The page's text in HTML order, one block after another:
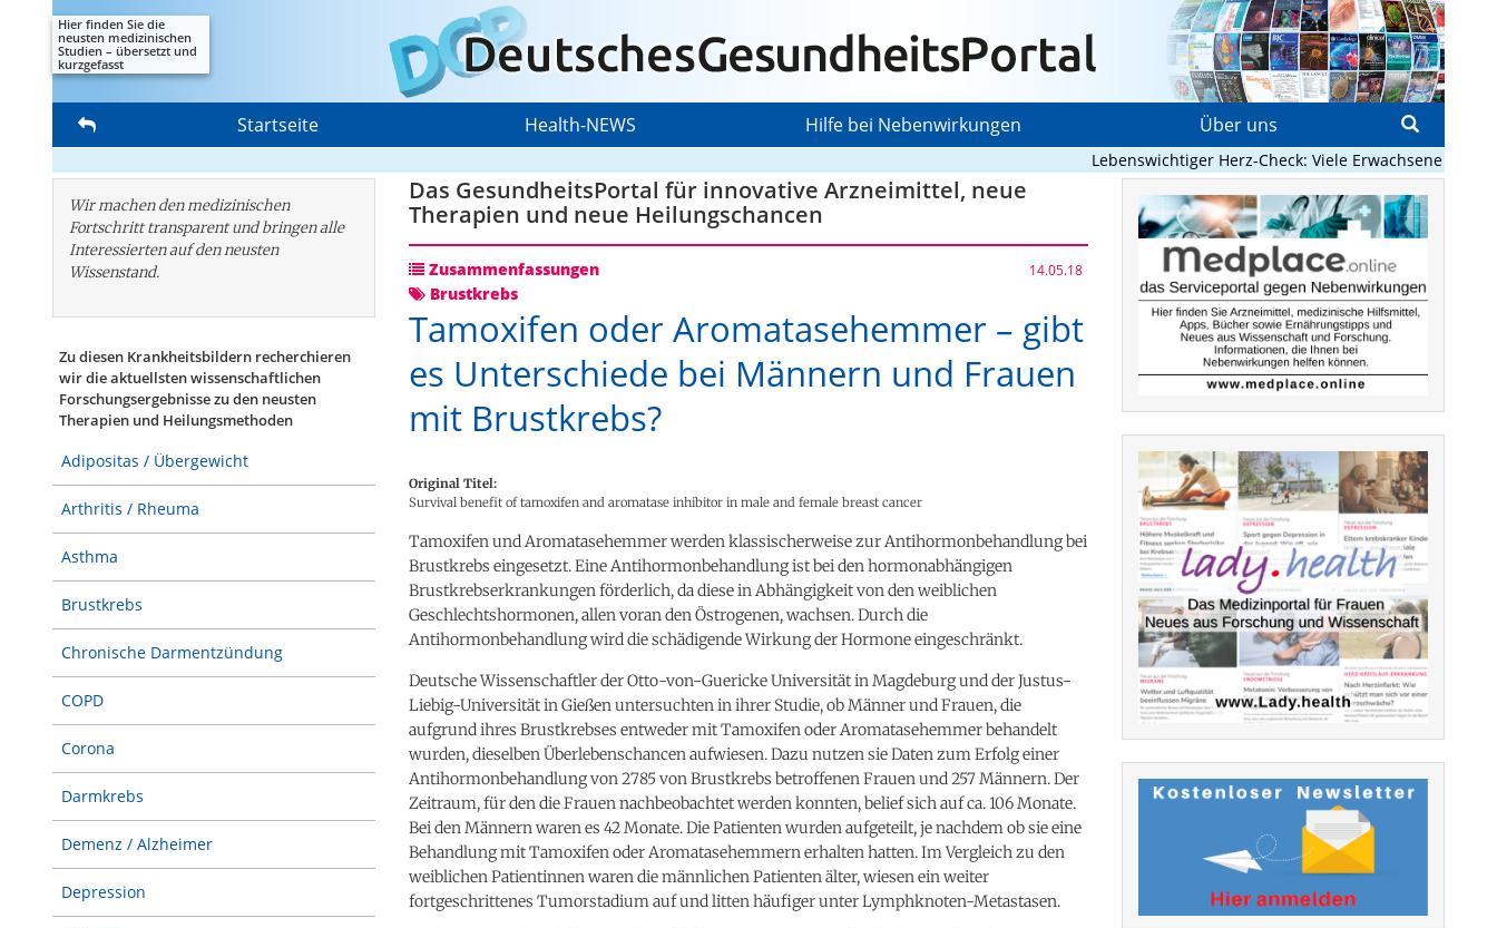
Hier finden Sie die
neusten medizinischen
Studien – übersetzt und
kurzgefasst
Startseite Health-NEWS Hilfe bei Nebenwirkungen Über uns
Lebenswichtiger Herz-Check: Viele Erwachsene mit
Wir machen den medizinischen
Fortschritt transparent und bringen alle
Interessierten auf den neusten
Wissenstand.
Zu diesen Krankheitsbildern recherchieren
wir die aktuellsten wissenschaftlichen
Forschungs­ergebnisse zu den neusten
Therapien und Heilungsmethoden
Adipositas / Übergewicht
Arthritis / Rheuma
Asthma
Brustkrebs
Chronische Darmentzündung
COPD
Corona
Darmkrebs
Demenz / Alzheimer
Depression
Das GesundheitsPortal für innovative Arzneimittel, neue
Therapien und neue Heilungschancen
Zusammenfassungen 14.05.18
Brustkrebs
Tamoxifen oder Aromatasehemmer – gibt
es Unterschiede bei Männern und Frauen
mit Brustkrebs?
Original Titel:
Survival benefit of tamoxifen and aromatase inhibitor in male and female breast cancer
Tamoxifen und Aromatasehemmer werden klassischerweise zur Antihormonbehandlung bei
Brustkrebs eingesetzt. Eine Antihormonbehandlung ist bei den hormonabhängigen
Brustkrebserkrankungen förderlich, da diese in Abhängigkeit von den weiblichen
Geschlechtshormonen, allen voran den Östrogenen, wachsen. Durch die
Antihormonbehandlung wird die schädigende Wirkung der Hormone eingeschränkt.
Deutsche Wissenschaftler der Otto-von-Guericke Universität in Magdeburg und der Justus-
Liebig-Universität in Gießen untersuchten in ihrer Studie, ob Männer und Frauen, die
aufgrund ihres Brustkrebses entweder mit Tamoxifen oder Aromatasehemmer behandelt
wurden, dieselben Überlebenschancen aufwiesen. Dazu nutzen sie Daten zum Erfolg einer
Antihormonbehandlung von 2785 von Brustkrebs betroffenen Frauen und 257 Männern. Der
Zeitraum, für den die Frauen nachbeobachtet werden konnten, belief sich auf ca. 106 Monate.
Bei den Männern waren es 42 Monate. Die Patienten wurden aufgeteilt, je nachdem ob sie eine
Behandlung mit Tamoxifen oder Aromatasehemmern erhalten hatten. Im Vergleich zu den
weiblichen Patientinnen waren die männlichen Patienten älter, wiesen ein weiter
fortgeschrittenes Tumorstadium auf und litten häufiger unter Lymphknoten-Metastasen.